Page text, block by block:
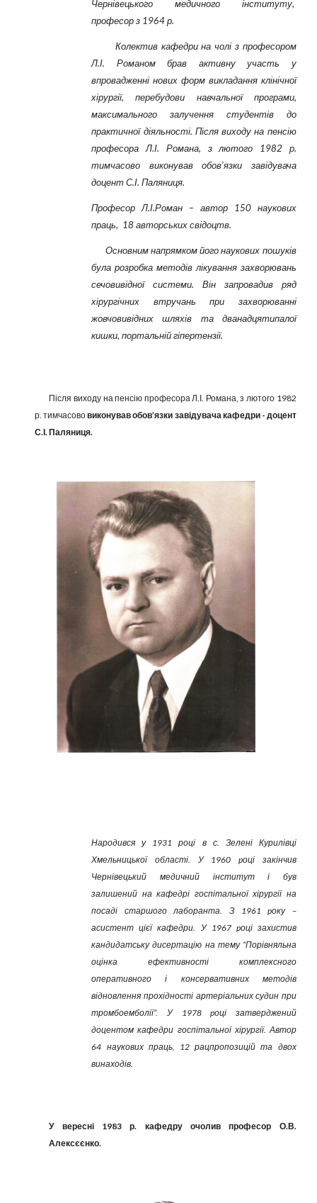
Чернівецького медичного інституту,
професор з 1964 р.
Колектив кафедри на чолі з професором
Л.І. Романом брав активну участь у
впровадженні нових форм викладання клінічної
хірургії, перебудови навчальної програми,
максимального залучення студентів до
практичної діяльності. Після виходу на пенсію
професора Л.І. Романа, з лютого 1982 р.
тимчасово виконував обов’язки завідувача
доцент С.І. Паляниця.
Професор Л.І.Роман – автор 150 наукових
праць, 18 авторських свідоцтв.
Основним напрямком його наукових пошуків
була розробка методів лікування захворювань
сечо­вивідної системи. Він запровадив ряд
хірургічних втручань при захворюванні
жовчовивідних шляхів та дванадцятипалої
кишки, портальній гіпертензії.
Після виходу на пенсію професора Л.І. Романа, з лютого 1982
р. тимчасововиконував обов’язки завідувача кафедри - доцент
С.І. Паляниця.
Народився у 1931 році в с. Зелені Курилівці
Хмельницької області. У 1960 pоці закінчив
Чернівецький медичний інститут і був
залишений на кафедрі госпітальної хірургії на
посаді старшого лаборанта. З 1961 pоку –
асистент цієї кафедри. У 1967 pоці захистив
кандидатську дисертацію на тему “Порівняльна
оцінка ефективності комплексного
оперативного і консервативних методів
відновлення прохідності артеріальних судин при
тромбоемболії”. У 1978 pоці затверджений
доцентом кафедри госпітальної хірургії. Автор
64 наукових праць, 12 рацпропозицій та двох
винаходів.
У вересні 1983 р. кафедру очолив професор О.В.
Алексєєнко.